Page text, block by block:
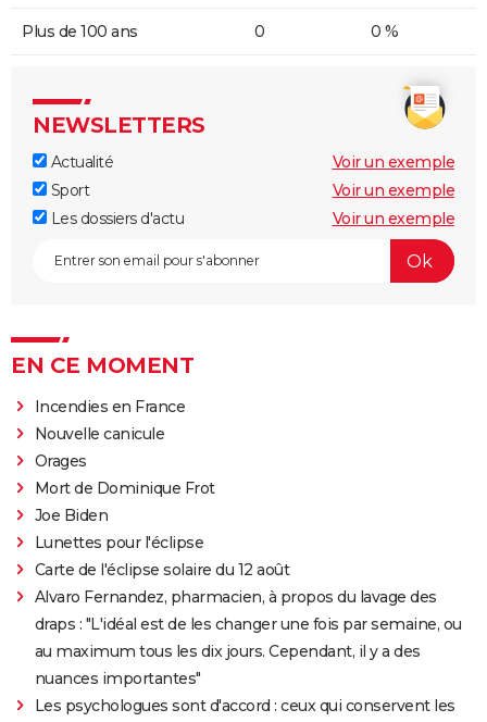
Plus de 100 ans 0 0 %
NEWSLETTERS
Actualité
Voir un exemple
Sport
Voir un exemple
Les dossiers d'actu
Voir un exemple
EN CE MOMENT
Incendies en France
Nouvelle canicule
Orages
Mort de Dominique Frot
Joe Biden
Lunettes pour l'éclipse
Carte de l'éclipse solaire du 12 août
Alvaro Fernandez, pharmacien, à propos du lavage des
draps : "L'idéal est de les changer une fois par semaine, ou
au maximum tous les dix jours. Cependant, il y a des
nuances importantes"
Les psychologues sont d'accord : ceux qui conservent les